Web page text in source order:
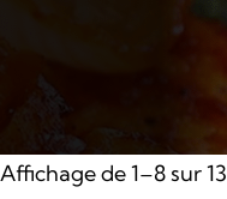
Affichage de 1–8 sur 13